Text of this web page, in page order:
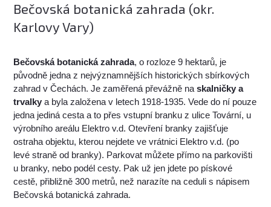
Bečovská botanická zahrada (okr.
Karlovy Vary)
Bečovská botanická zahrada, o rozloze 9 hektarů, je
původně jedna z nejvýznamnějších historických sbírkových
zahrad v Čechách. Je zaměřená převážně naskalničky a
trvalky a byla založena v letech 1918-1935. Vede do ní pouze
jedna jediná cesta a to přes vstupní branku z ulice Tovární, u
výrobního areálu Elektro v.d. Otevření branky zajišťuje
ostraha objektu, kterou nejdete ve vrátnici Elektro v.d. (po
levé straně od branky). Parkovat můžete přímo na parkovišti
u branky, nebo podél cesty. Pak už jen jdete po pískové
cestě, přibližně 300 metrů, než narazíte na ceduli s nápisem
Bečovská botanická zahrada.